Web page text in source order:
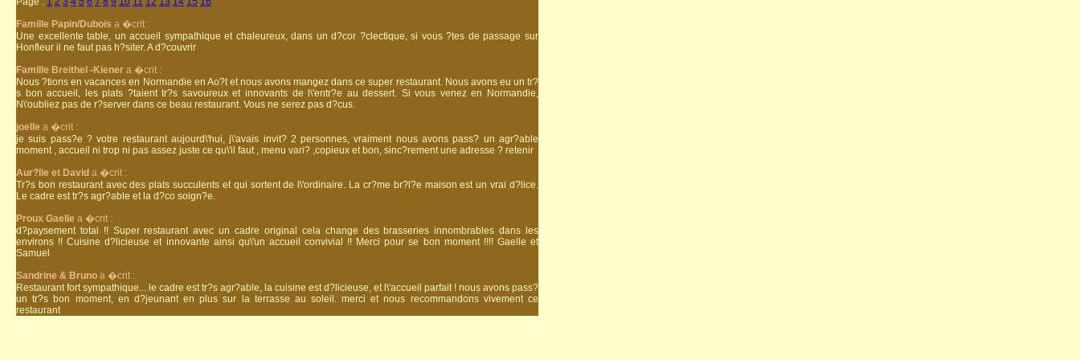
Famille Papin/Dubois a �crit :
Une excellente table, un accueil sympathique et chaleureux, dans un d?cor ?clectique, si vous ?tes de passage sur
Honfleur il ne faut pas h?siter. A d?couvrir
Famille Breithel -Kiener a �crit :
Nous ?tions en vacances en Normandie en Ao?t et nous avons mangez dans ce super restaurant. Nous avons eu un tr?
s bon accueil, les plats ?taient tr?s savoureux et innovants de l\'entr?e au dessert. Si vous venez en Normandie,
N\'oubliez pas de r?server dans ce beau restaurant. Vous ne serez pas d?cus.
joelle a �crit :
je suis pass?e ? votre restaurant aujourd\'hui, j\'avais invit? 2 personnes, vraiment nous avons pass? un agr?able
moment , accueil ni trop ni pas assez juste ce qu\'il faut , menu vari? ,copieux et bon, sinc?rement une adresse ? retenir
Aur?lie et David a �crit :
Tr?s bon restaurant avec des plats succulents et qui sortent de l\'ordinaire. La cr?me br?l?e maison est un vrai d?lice.
Le cadre est tr?s agr?able et la d?co soign?e.
Proux Gaelle a �crit :
d?paysement total !! Super restaurant avec un cadre original cela change des brasseries innombrables dans les
environs !! Cuisine d?licieuse et innovante ainsi qu\'un accueil convivial !! Merci pour se bon moment !!!! Gaelle et
Samuel
Sandrine & Bruno a �crit :
Restaurant fort sympathique... le cadre est tr?s agr?able, la cuisine est d?licieuse, et l\'accueil parfait ! nous avons pass?
un tr?s bon moment, en d?jeunant en plus sur la terrasse au soleil. merci et nous recommandons vivement ce
restaurant